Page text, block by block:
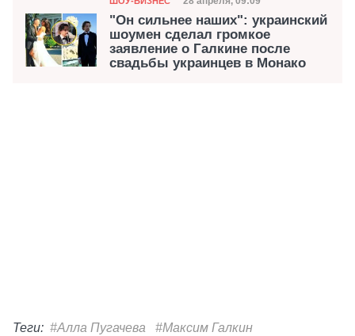
Дата публикации
"Он сильнее наших": украинский
шоумен сделал громкое
заявление о Галкине после
свадьбы украинцев в Монако
Теги: #Алла Пугачева
#Максим Галкин